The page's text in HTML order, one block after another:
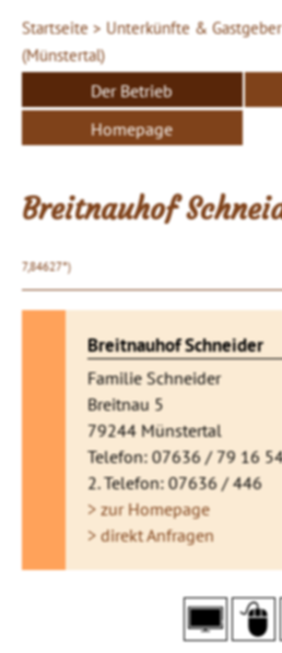
Startseite > Unterkünfte &
(Münstertal)
Der Betrieb
Homepage
Breitnauhof
7,84627°)
Breitnauhof Schneider
Familie Schneider
Breitnau 5
79244 Münstertal
Telefon: 07636 / 79 16
2. Telefon: 07636 / 446
> zur Homepage
> direkt Anfragen